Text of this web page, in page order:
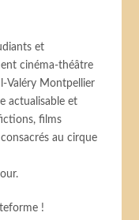
et
cinéma-théâtre
Valéry Montpellier
actualisable et
films
au cirque
!